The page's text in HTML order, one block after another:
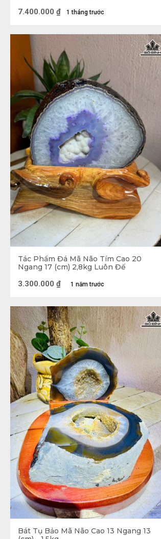
1 tháng trước
7.400.000 ₫
Tác Phẩm Đá Mã Não Tím Cao 20
Ngang 17 (cm) 2,8kg Luôn Đế
1 năm trước
3.300.000 ₫
Bát Tụ Bảo Mã Não Cao 13 Ngang 13